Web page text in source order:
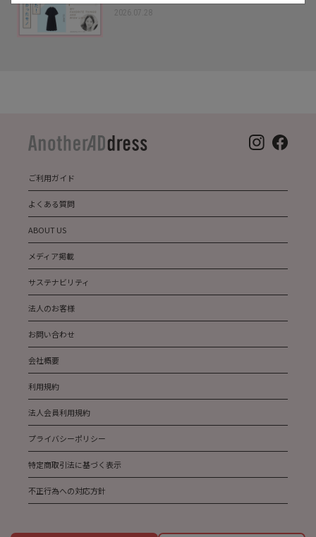
2026.07.28
ご利用ガイド
よくある質問
ABOUT US
メディア掲載
サステナビリティ
法人のお客様
お問い合わせ
会社概要
利用規約
法人会員利用規約
プライバシーポリシー
特定商取引法に基づく表示
不正行為への対応方針